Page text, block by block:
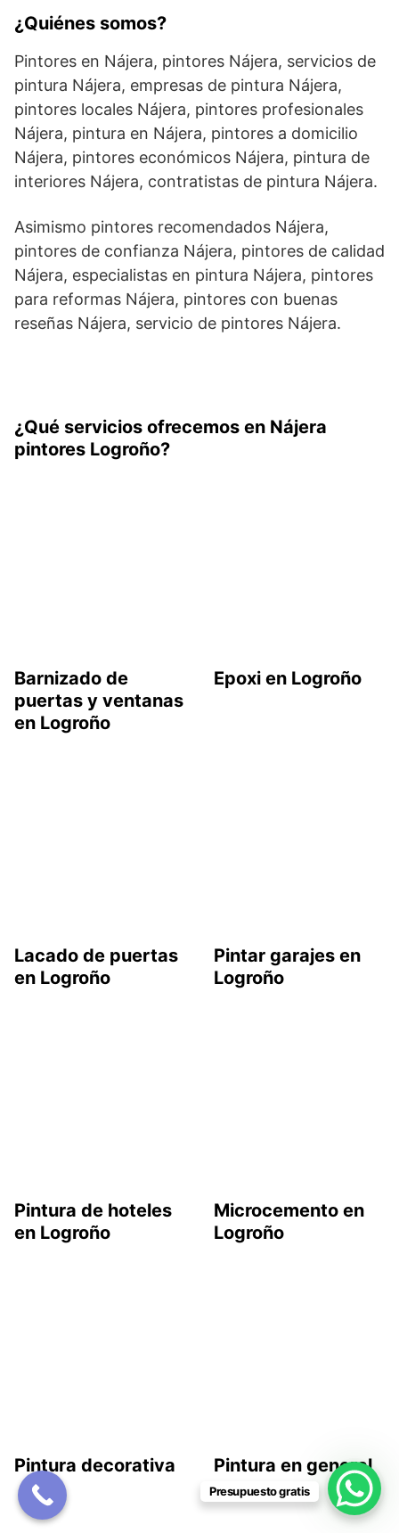
¿Quiénes somos?
Pintores en Nájera, pintores Nájera, servicios de
pintura Nájera, empresas de pintura Nájera,
pintores locales Nájera, pintores profesionales
Nájera, pintura en Nájera, pintores a domicilio
Nájera, pintores económicos Nájera, pintura de
interiores Nájera, contratistas de pintura Nájera.
Asimismo pintores recomendados Nájera,
pintores de confianza Nájera, pintores de calidad
Nájera, especialistas en pintura Nájera, pintores
para reformas Nájera, pintores con buenas
reseñas Nájera, servicio de pintores Nájera.
¿Qué servicios ofrecemos en Nájera
pintores Logroño?
Barnizado de
puertas y ventanas
en Logroño
Epoxi en Logroño
Lacado de puertas
en Logroño
Pintar garajes en
Logroño
Pintura de hoteles
en Logroño
Microcemento en
Logroño
Pintura decorativa Pintura en general
Presupuesto gratis